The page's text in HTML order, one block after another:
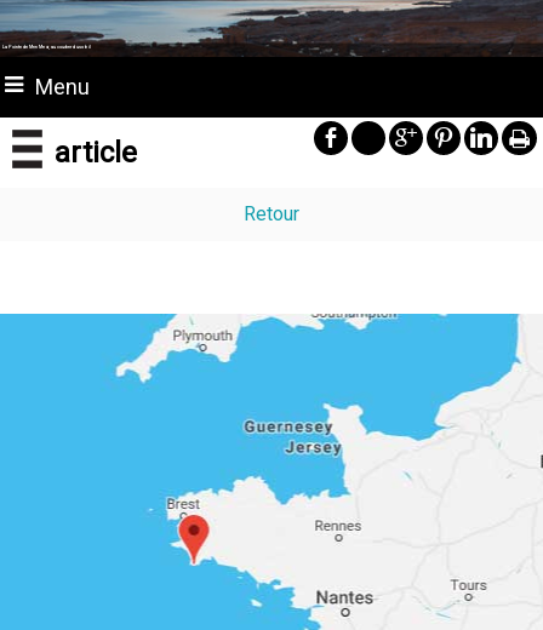
La Pointe de Men Meur, au coucher du soleil
Menu
article
Retour